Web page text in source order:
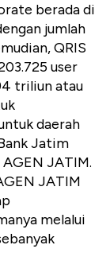
berada di
jumlah
QRIS
user
triliun atau
daerah
Jatim
JATIM.
JATIM
melalui